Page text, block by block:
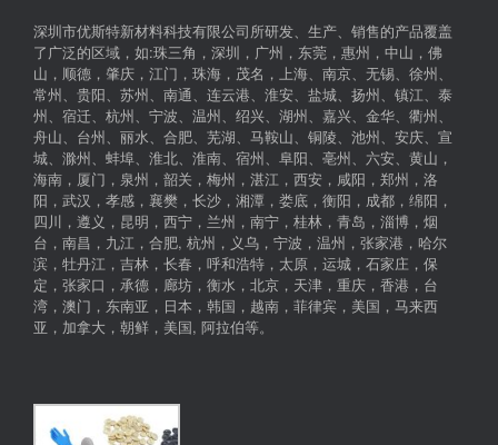
深圳市优斯特新材料科技有限公司所研发、生产、销售的产品覆盖
了广泛的区域，如:珠三角，深圳，广州，东莞，惠州，中山，佛
山，顺德，肇庆，江门，珠海，茂名，上海、南京、无锡、徐州、
常州、贵阳、苏州、南通、连云港、淮安、盐城、扬州、镇江、泰
州、宿迁、杭州、宁波、温州、绍兴、湖州、嘉兴、金华、衢州、
舟山、台州、丽水、合肥、芜湖、马鞍山、铜陵、池州、安庆、宣
城、滁州、蚌埠、淮北、淮南、宿州、阜阳、亳州、六安、黄山，
海南，厦门，泉州，韶关，梅州，湛江，西安，咸阳，郑州，洛
阳，武汉，孝感，襄樊，长沙，湘潭，娄底，衡阳，成都，绵阳，
四川，遵义，昆明，西宁，兰州，南宁，桂林，青岛，淄博，烟
台，南昌，九江，合肥, 杭州，义乌，宁波，温州，张家港，哈尔
滨，牡丹江，吉林，长春，呼和浩特，太原，运城，石家庄，保
定，张家口，承德，廊坊，衡水，北京，天津，重庆，香港，台
湾，澳门，东南亚，日本，韩国，越南，菲律宾，美国，马来西
亚，加拿大，朝鲜，美国, 阿拉伯等。